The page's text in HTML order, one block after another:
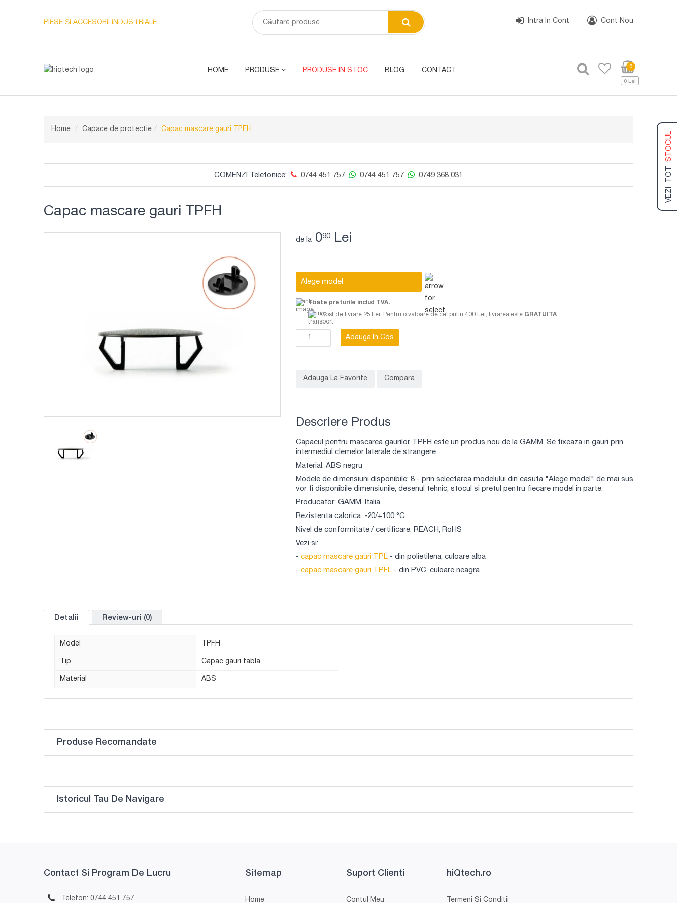
VEZI TOT
STOCUL
PIESE ȘI ACCESORII INDUSTRIALE Intra In Cont Cont Nou
HOME PRODUSE PRODUSE IN STOC BLOG CONTACT
0
0 Lei
Home Capace de protectie Capac mascare gauri TPFH
COMENZI Telefonice: 0744 451 757 0744 451 757 0749 368 031
Capac mascare gauri TPFH
de la 090 Lei
Alege model
Toate preturile includ TVA.
Cost de livrare 25 Lei. Pentru o valoare de cel putin 400 Lei, livrarea este GRATUITA
Adauga In Cos
Adauga La Favorite Compara
Descriere Produs
Capacul pentru mascarea gaurilor TPFH este un produs nou de la GAMM. Se fixeaza in gauri prin
intermediul clemelor laterale de strangere.
Material: ABS negru
Modele de dimensiuni disponibile: 8 - prin selectarea modelului din casuta "Alege model" de mai sus
vor fi disponibile dimensiunile, desenul tehnic, stocul si pretul pentru fiecare model in parte.
Producator: GAMM, Italia
Rezistenta calorica: -20/+100 °C
Nivel de conformitate / certificare: REACH, RoHS
Vezi si:
- capac mascare gauri TPL - din polietilena, culoare alba
- capac mascare gauri TPFL - din PVC, culoare neagra
Detalii Review-uri (0)
Model TPFH
Tip Capac gauri tabla
Material ABS
Produse Recomandate
Istoricul Tau De Navigare
Contact Si Program De Lucru
Telefon: 0744 451 757
Sitemap
Home
Suport Clienti
Contul Meu
hiQtech.ro
Termeni Si Conditii